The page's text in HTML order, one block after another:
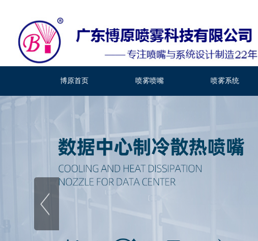
博原首页 喷雾喷嘴 喷雾系统